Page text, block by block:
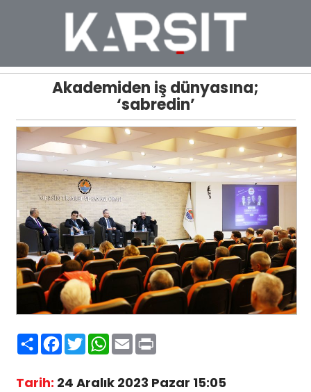
Akademiden iş dünyasına;
‘sabredin’
PaylaşFacebook
TwitterWhatsApp
EmailPrint
Tarih: 24 Aralık 2023 Pazar 15:05